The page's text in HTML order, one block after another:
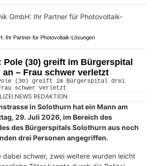
Ihr Partner für Photovoltaik-Lösungen
Pole (30) greift im Bürgerspital
– Frau schwer verletzt
REDAKTION
in Solothurn hat ein Mann am
29. Juli 2026, im Bereich des
des Bürgerspitals Solothurn aus noch
drei Personen angegriffen.
dabei schwer, zwei weitere wurden leicht